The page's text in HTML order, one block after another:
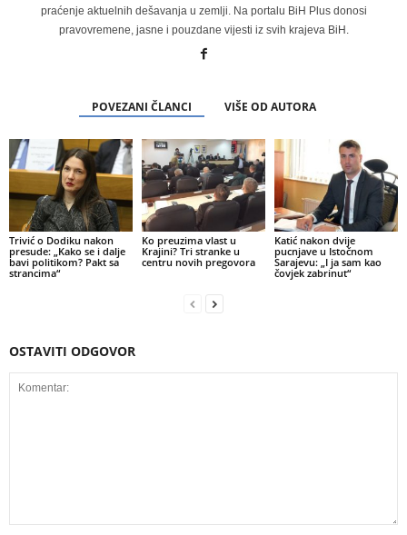
praćenje aktuelnih dešavanja u zemlji. Na portalu BiH Plus donosi
pravovremene, jasne i pouzdane vijesti iz svih krajeva BiH.
POVEZANI ČLANCI VIŠE OD AUTORA
Trivić o Dodiku nakon
presude: „Kako se i dalje
bavi politikom? Pakt sa
strancima“
Ko preuzima vlast u
Krajini? Tri stranke u
centru novih pregovora
Katić nakon dvije
pucnjave u Istočnom
Sarajevu: „I ja sam kao
čovjek zabrinut“
OSTAVITI ODGOVOR